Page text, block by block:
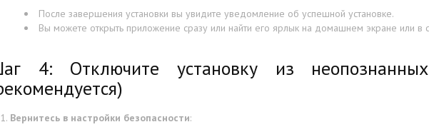
После завершения установки вы увидите уведомление об успешной установке.
Вы можете открыть приложение сразу или найти его ярлык на домашнем экране или в
4: Отключите установку из неопознанных
Вернитесь в настройки безопасности: